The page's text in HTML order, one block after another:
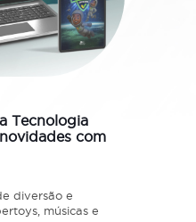
Tecnologia
com
diversão e
músicas e